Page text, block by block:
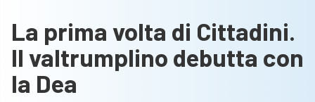
La prima volta di Cittadini.
Il valtrumplino debutta con
la Dea